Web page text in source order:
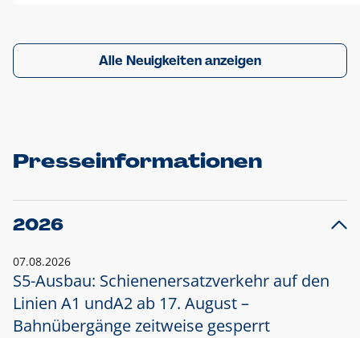
Alle Neuigkeiten anzeigen
Presseinformationen
2026
07.08.2026
S5-Ausbau: Schienenersatzverkehr auf den
Linien A1 undA2 ab 17. August –
Bahnübergänge zeitweise gesperrt